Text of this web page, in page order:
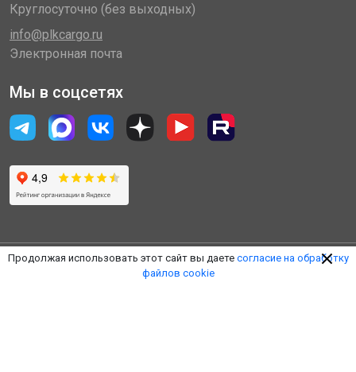
Круглосуточно (без выходных)
info@plkcargo.ru
Электронная почта
Мы в соцсетях
© 2014 - 2026 «Пулковская Логистическая Компания»
Продолжая использовать этот сайт вы даете согласие на обработку
файлов cookie